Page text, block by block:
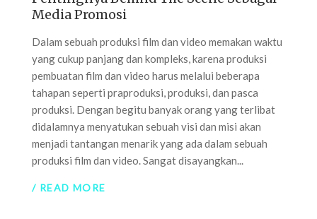
Media Promosi
Dalam sebuah produksi film dan video memakan waktu
yang cukup panjang dan kompleks, karena produksi
pembuatan film dan video harus melalui beberapa
tahapan seperti praproduksi, produksi, dan pasca
produksi. Dengan begitu banyak orang yang terlibat
didalamnya menyatukan sebuah visi dan misi akan
menjadi tantangan menarik yang ada dalam sebuah
produksi film dan video. Sangat disayangkan...
/ READ MORE